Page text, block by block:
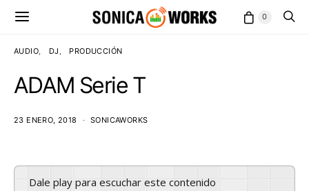
0
AUDIO DJ PRODUCCIÓN
ADAM Serie T
23 ENERO, 2018 SONICAWORKS
Dale play para escuchar este contenido